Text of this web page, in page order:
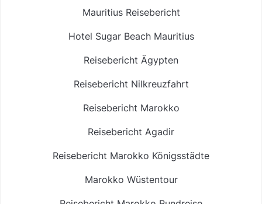
Mauritius Reisebericht
Hotel Sugar Beach Mauritius
Reisebericht Ägypten
Reisebericht Nilkreuzfahrt
Reisebericht Marokko
Reisebericht Agadir
Reisebericht Marokko Königsstädte
Marokko Wüstentour